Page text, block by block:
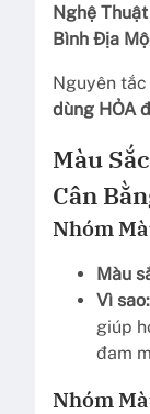
Nghệ
Bình Địa
Nguyên
dùng HỎA
Màu
Cân
Nhóm
Màu
Vì sao:
giúp
đam
Nhóm